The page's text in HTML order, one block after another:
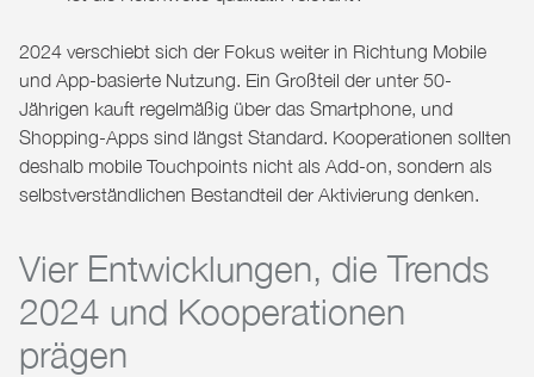
2024 verschiebt sich der Fokus weiter in Richtung Mobile
und App-basierte Nutzung. Ein Großteil der unter 50-
Jährigen kauft regelmäßig über das Smartphone, und
Shopping-Apps sind längst Standard. Kooperationen sollten
deshalb mobile Touchpoints nicht als Add-on, sondern als
selbstverständlichen Bestandteil der Aktivierung denken.
Vier Entwicklungen, die Trends
2024 und Kooperationen
prägen